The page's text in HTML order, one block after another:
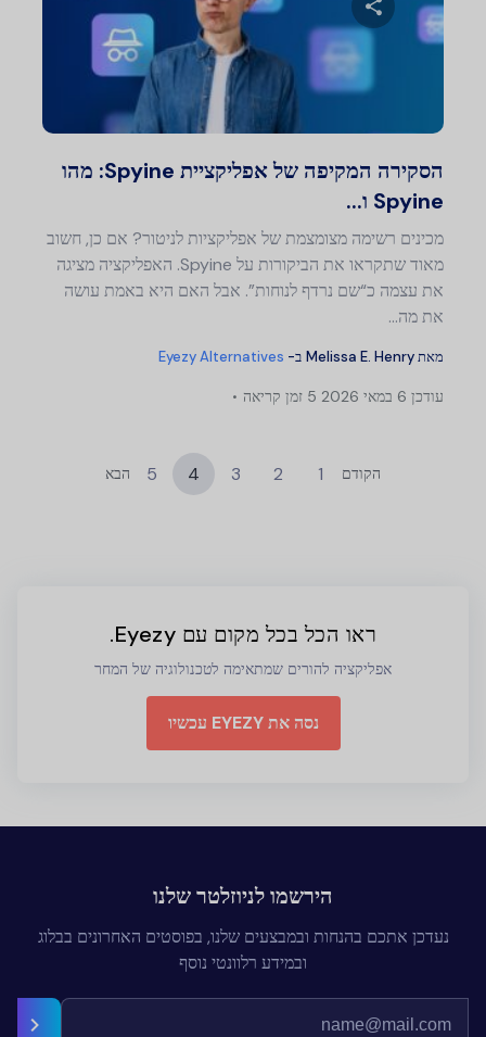
שתף מאמר זה
הסקירה המקיפה של אפליקציית Spyine: מהו
Spyine ו...
מכינים רשימה מצומצמת של אפליקציות לניטור? אם כן, חשוב
מאוד שתקראו את הביקורות על Spyine. האפליקציה מציגה
את עצמה כ“שם נרדף לנוחות”. אבל האם היא באמת עושה
את מה...
מאתMelissa E. Henry ב- Eyezy Alternatives
עודכן 5 זמן קריאה
הקודם 1
2
3
4
5 הבא
ראו הכל בכל מקום עם Eyezy.
אפליקציה להורים שמתאימה לטכנולוגיה של המחר
נסה את EYEZY עכשיו
הירשמו לניוזלטר שלנו
נעדכן אתכם בהנחות ובמבצעים שלנו, בפוסטים האחרונים בבלוג
ובמידע רלוונטי נוסף